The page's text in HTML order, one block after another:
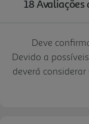
Deve
Devido a
deverá